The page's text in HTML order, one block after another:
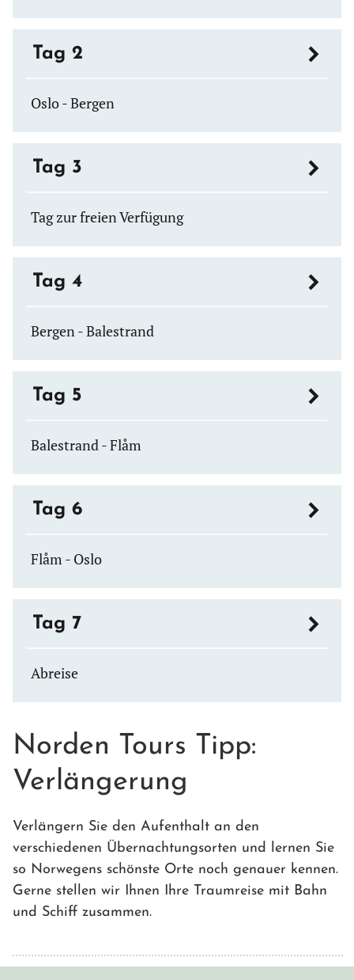
Tag 2
Oslo - Bergen
Tag 3
Tag zur freien Verfügung
Tag 4
Bergen - Balestrand
Tag 5
Balestrand - Flåm
Tag 6
Flåm - Oslo
Tag 7
Abreise
Norden Tours Tipp:
Verlängerung
Verlängern Sie den Aufenthalt an den
verschiedenen Übernachtungsorten und lernen Sie
so Norwegens schönste Orte noch genauer kennen.
Gerne stellen wir Ihnen Ihre Traumreise mit Bahn
und Schiff zusammen.